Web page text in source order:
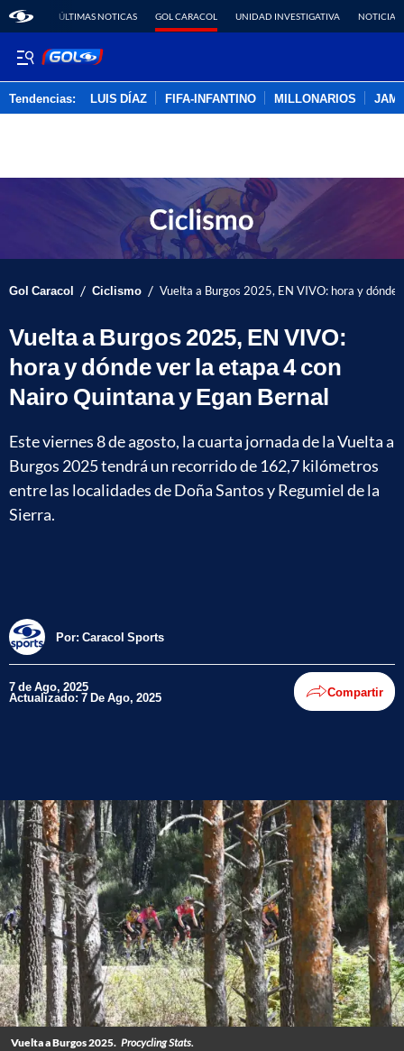
ÚLTIMAS NOTICAS GOL CARACOL UNIDAD INVESTIGATIVA NOTICIAS
Tendencias: LUIS DÍAZ FIFA-INFANTINO MILLONARIOS
Gol Caracol / Ciclismo / Vuelta a Burgos 2025, EN VIVO: hora y
Vuelta a Burgos 2025, EN VIVO:
hora y dónde ver la etapa 4 con
Nairo Quintana y Egan Bernal
Este viernes 8 de agosto, la cuarta jornada de la Vuelta a
Burgos 2025 tendrá un recorrido de 162,7 kilómetros
entre las localidades de Doña Santos y Regumiel de la
Sierra.
Por: Caracol Sports
7 de Ago, 2025
Actualizado: 7 De Ago, 2025 Compartir
Vuelta a Burgos 2025. Procycling Stats.